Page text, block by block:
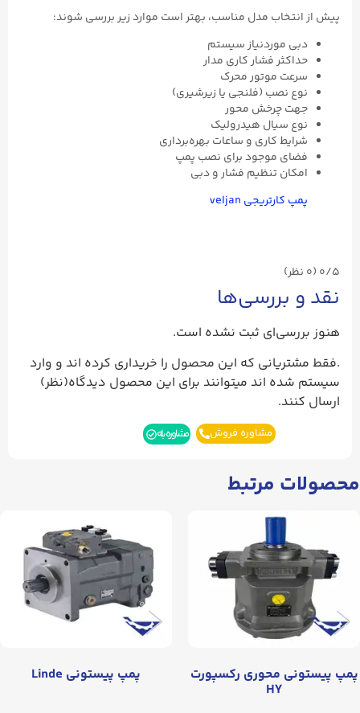
پیش از انتخاب مدل مناسب، بهتر است موارد زیر بررسی شوند:
دبی موردنیاز سیستم
حداکثر فشار کاری مدار
سرعت موتور محرک
نوع نصب (فلنجی یا زیرشیری)
جهت چرخش محور
نوع سیال هیدرولیک
شرایط کاری و ساعات بهره‌برداری
فضای موجود برای نصب پمپ
امکان تنظیم فشار و دبی
پمپ کارتریجی veljan
0/5 (۰ نظر)
نقد و بررسی‌ها
هنوز بررسی‌ای ثبت نشده است.
.فقط مشتریانی که این محصول را خریداری کرده اند و وارد
سیستم شده اند میتوانند برای این محصول دیدگاه(نظر)
ارسال کنند.
مشاوره فروش مشاوره بله
محصولات مرتبط
پمپ پیستونی محوری رکسپورت
HY
پمپ پیستونی Linde